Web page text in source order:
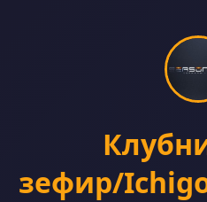
зефир/